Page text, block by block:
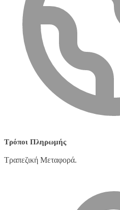
Τρόποι Πληρωμής
Τραπεζική Μεταφορά.